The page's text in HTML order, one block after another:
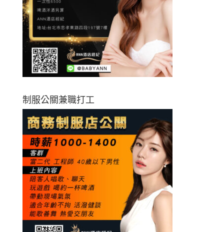
制服公關兼職打工